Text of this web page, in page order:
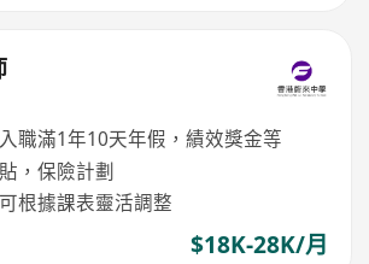
職滿1年10天年假，績效獎金等
，保險計劃
根據課表靈活調整
$18K-28K/月